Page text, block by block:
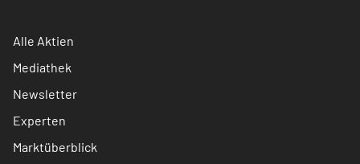
Alle Aktien
Mediathek
Newsletter
Experten
Marktüberblick